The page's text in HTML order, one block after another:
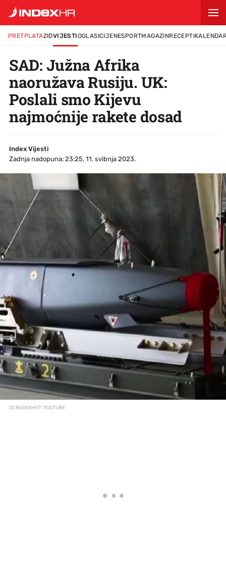
PRETPLATAZIDVIJESTIOGLASICIJENESPORTMAGAZINRECEPTI
SAD: Južna Afrika
naoružava Rusiju. UK:
Poslali smo Kijevu
najmoćnije rakete dosad
Index Vijesti
Zadnja nadopuna: 23:25, 11. svibnja 2023.
SCREENSHOT: YOUTUBE